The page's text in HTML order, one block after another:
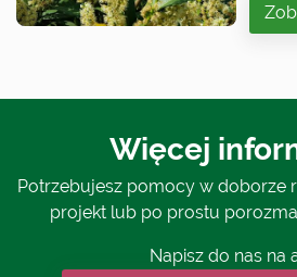
Więcej
Potrzebujesz pomocy w doborze
projekt lub po prostu
Napisz do nas na